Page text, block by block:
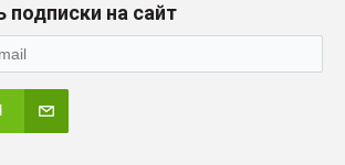
на сайт